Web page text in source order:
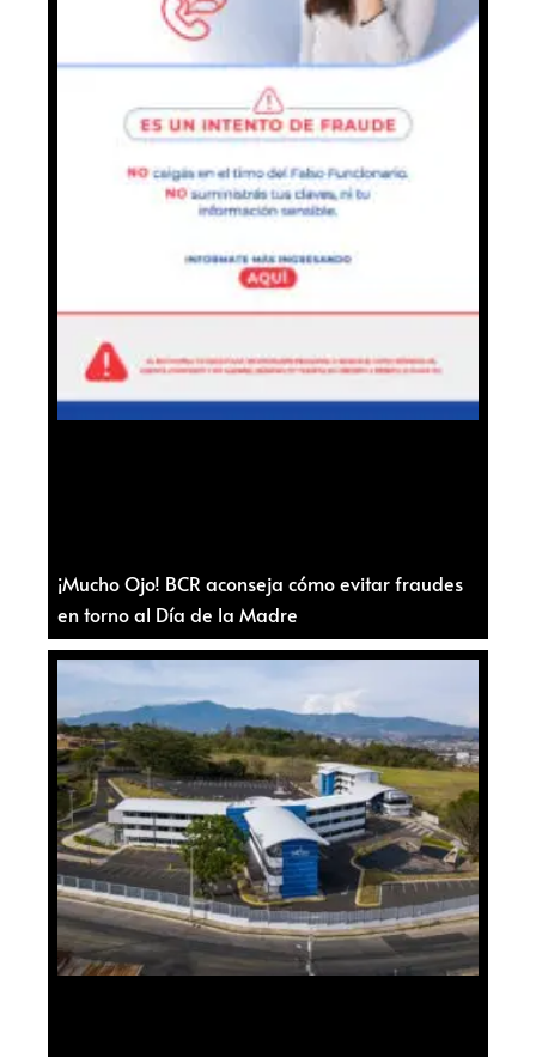
¡Mucho Ojo! BCR aconseja cómo evitar fraudes
en torno al Día de la Madre